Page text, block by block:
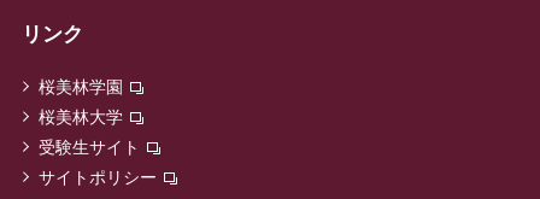
リンク
桜美林学園
桜美林大学
受験生サイト
サイトポリシー